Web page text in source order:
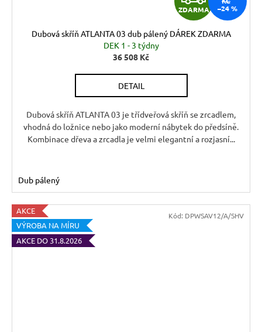
D
A
ZDARMA
–24 %
Dubová skříň ATLANTA 03 dub pálený DÁREK ZDARMA
DEK 1 - 3 týdny
36 508 Kč
DETAIL
Dubová skříň ATLANTA 03 je třídveřová skříň se zrcadlem,
vhodná do ložnice nebo jako moderní nábytek do předsíně.
Kombinace dřeva a zrcadla je velmi elegantní a rozjasní...
Dub pálený
AKCE
VÝROBA NA MÍRU
AKCE DO 31.8.2026
Kód: DPWSAV12/A/SHV